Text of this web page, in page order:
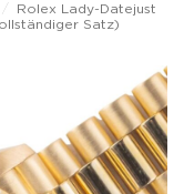
Rolex Lady-Datejust
Satz)
Add to
wishlist